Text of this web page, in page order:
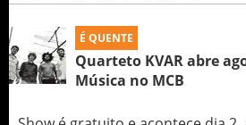
É QUENTE
Quarteto KVAR abre
Música no MCB